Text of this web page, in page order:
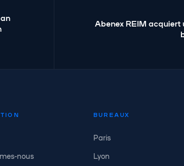
Abenex REIM
nous
BUREAUX
Paris
Lyon